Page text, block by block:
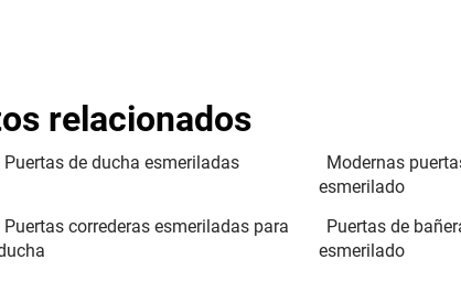
relacionados
Puertas de ducha esmeriladas
Modernas
esmerilado
Puertas correderas esmeriladas para
Puertas de
esmerilado